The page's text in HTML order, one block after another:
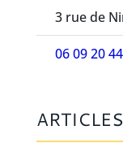
3 rue de
06 09 20